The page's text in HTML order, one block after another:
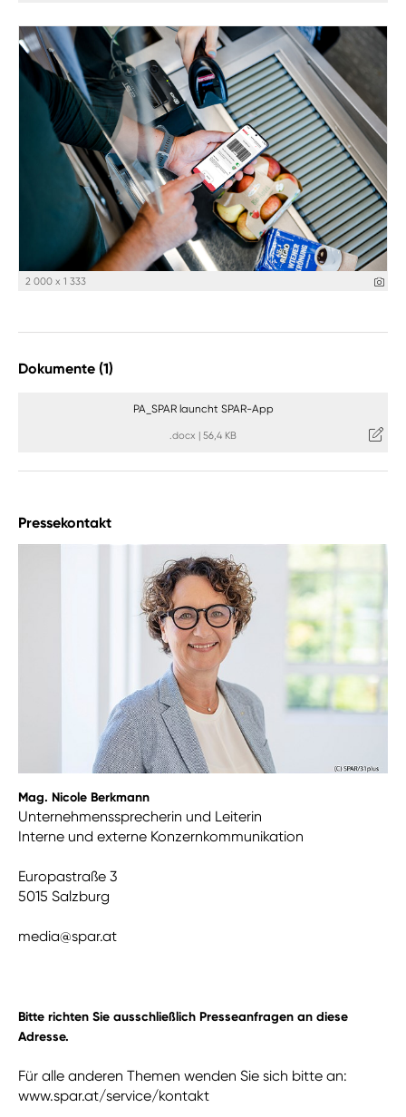
2 000 x 1 333
Dokumente (1)
PA_SPAR launcht SPAR-App
.docx 56,4 KB
Pressekontakt
Mag. Nicole Berkmann
Unternehmenssprecherin und Leiterin
Interne und externe Konzernkommunikation
Europastraße 3
5015 Salzburg
media@spar.at
Bitte richten Sie ausschließlich Presseanfragen an diese
Adresse.
Für alle anderen Themen wenden Sie sich bitte an:
www.spar.at/service/kontakt